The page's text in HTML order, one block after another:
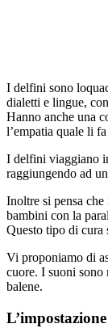
I delfini sono
dialetti e lingue,
Hanno anche una
l’empatia quale li
I delfini viaggiano
raggiungendo ad
Inoltre si pensa
bambini con la
Questo tipo di cura
Vi proponiamo di
cuore. I suoni sono
balene.